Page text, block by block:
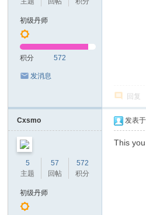
初级丹师
积分 572
发消息
回复
Cxsmo
5
主题
57
回帖
572
积分
初级丹师
发表
This